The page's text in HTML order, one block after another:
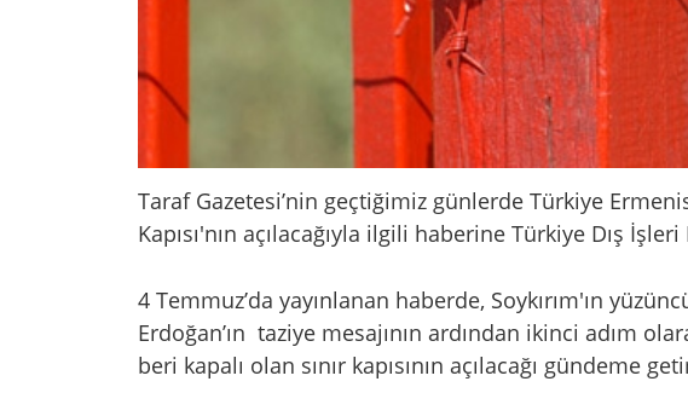
Taraf Gazetesi’nin geçtiğimiz günlerde Türkiye
Kapısı'nın açılacağıyla ilgili haberine Türkiye Dış
4 Temmuz’da yayınlanan haberde, Soykırım'ın
Erdoğan’ın taziye mesajının ardından ikinci adım
beri kapalı olan sınır kapısının açılacağı gündeme